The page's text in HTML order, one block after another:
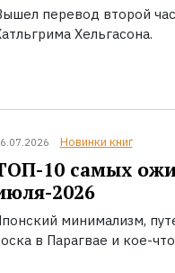
перевод второй
Хельгасона.
Новинки книг
10 самых
2026
минимализм,
в Парагвае и кое-